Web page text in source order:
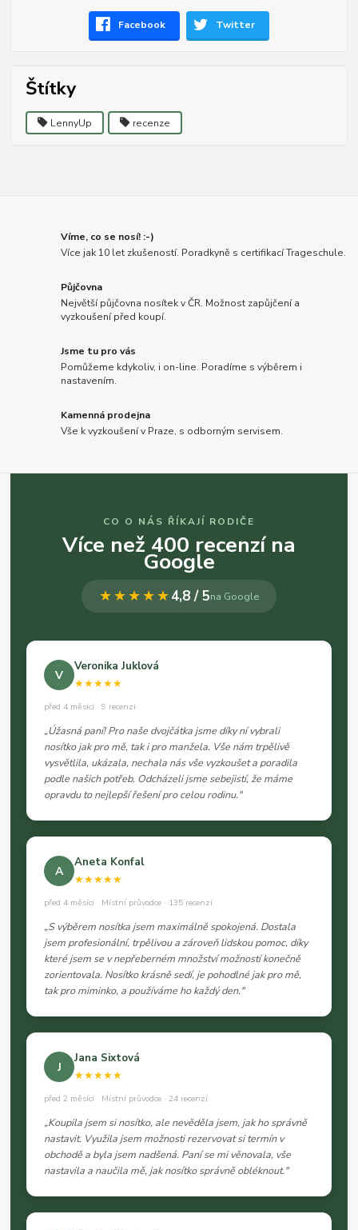
Facebook Twitter
Štítky
LennyUp recenze
Víme, co se nosí! :-)
Více jak 10 let zkušeností. Poradkyně s certifikací Trageschule.
Půjčovna
Největší půjčovna nosítek v ČR. Možnost zapůjčení a
vyzkoušení před koupí.
Jsme tu pro vás
Pomůžeme kdykoliv, i on-line. Poradíme s výběrem i
nastavením.
Kamenná prodejna
Vše k vyzkoušení v Praze, s odborným servisem.
CO O NÁS ŘÍKAJÍ RODIČE
Více než 400 recenzí na
Google
★★★★★4,8 / 5na Google
V
Veronika Juklová
★★★★★
před 4 měsíci · 9 recenzí
„Úžasná paní! Pro naše dvojčátka jsme díky ní vybrali
nosítko jak pro mě, tak i pro manžela. Vše nám trpělivě
vysvětlila, ukázala, nechala nás vše vyzkoušet a poradila
podle našich potřeb. Odcházeli jsme sebejistí, že máme
opravdu to nejlepší řešení pro celou rodinu."
A
Aneta Konfal
★★★★★
před 4 měsíci · Místní průvodce · 135 recenzí
„S výběrem nosítka jsem maximálně spokojená. Dostala
jsem profesionální, trpělivou a zároveň lidskou pomoc, díky
které jsem se v nepřeberném množství možností konečně
zorientovala. Nosítko krásně sedí, je pohodlné jak pro mě,
tak pro miminko, a používáme ho každý den."
J
Jana Sixtová
★★★★★
před 2 měsíci · Místní průvodce · 24 recenzí
„Koupila jsem si nosítko, ale nevěděla jsem, jak ho správně
nastavit. Využila jsem možnosti rezervovat si termín v
obchodě a byla jsem nadšená. Paní se mi věnovala, vše
nastavila a naučila mě, jak nosítko správně obléknout."